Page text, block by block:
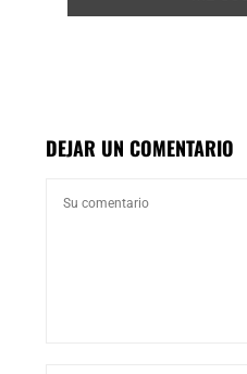
DEJAR UN COMENTARIO